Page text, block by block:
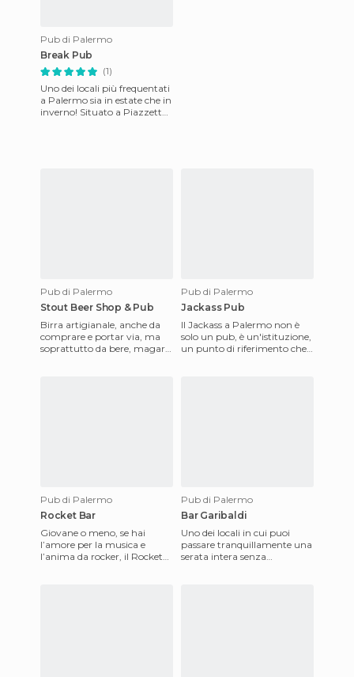
Pub di Palermo
Break Pub
(1)
Uno dei locali più frequentati
a Palermo sia in estate che in
inverno! Situato a Piazzetta
Pub di Palermo
Stout Beer Shop & Pub
Birra artigianale, anche da
comprare e portar via, ma
soprattutto da bere, magari
Pub di Palermo
Jackass Pub
Il Jackass a Palermo non è
solo un pub, è un'istituzione,
un punto di riferimento che
Pub di Palermo
Rocket Bar
Giovane o meno, se hai
l’amore per la musica e
l’anima da rocker, il Rocket
Pub di Palermo
Bar Garibaldi
Uno dei locali in cui puoi
passare tranquillamente una
serata intera senza